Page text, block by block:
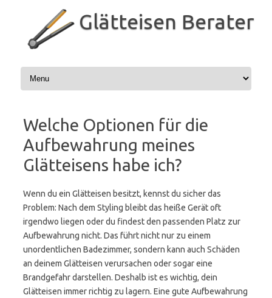
Glätteisen Berater
Welche Optionen für die
Aufbewahrung meines
Glätteisens habe ich?
Wenn du ein Glätteisen besitzt, kennst du sicher das
Problem: Nach dem Styling bleibt das heiße Gerät oft
irgendwo liegen oder du findest den passenden Platz zur
Aufbewahrung nicht. Das führt nicht nur zu einem
unordentlichen Badezimmer, sondern kann auch Schäden
an deinem Glätteisen verursachen oder sogar eine
Brandgefahr darstellen. Deshalb ist es wichtig, dein
Glätteisen immer richtig zu lagern. Eine gute Aufbewahrung